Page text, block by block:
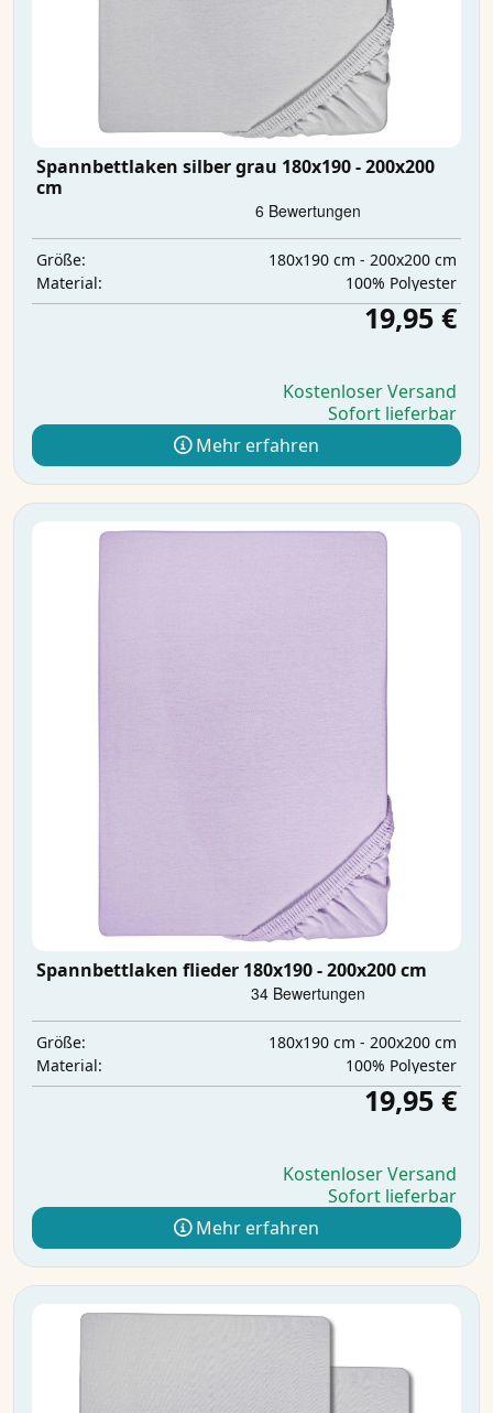
Spannbettlaken silber grau 180x190 - 200x200
cm
Größe:
180x190 cm - 200x200 cm
Material:
‎100% Polyester
19,95 €
Kostenloser Versand
Sofort lieferbar
Mehr erfahren
Spannbettlaken flieder 180x190 - 200x200 cm
Größe:
180x190 cm - 200x200 cm
Material:
‎100% Polyester
19,95 €
Kostenloser Versand
Sofort lieferbar
Mehr erfahren